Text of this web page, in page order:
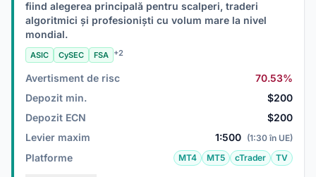
fiind alegerea principală pentru scalperi, traderi
algoritmici și profesioniști cu volum mare la nivel
mondial.
ASIC CySEC FSA +2
Avertisment de risc
70.53%
Depozit min.
$200
Depozit ECN
$200
Levier maxim
1:500 (1:30 în UE)
Platforme MT4 MT5 cTrader TV